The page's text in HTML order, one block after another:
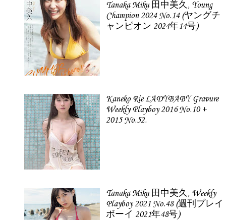
Tanaka Miku 田中美久, Young
Champion 2024 No.14 (ヤングチ
ャンピオン 2024年14号)
Kaneko Rie LADYBABY Gravure
Weekly Playboy 2016 No.10 +
2015 No.52.
Tanaka Miku 田中美久, Weekly
Playboy 2021 No.48 (週刊プレイ
ボーイ 2021年48号)